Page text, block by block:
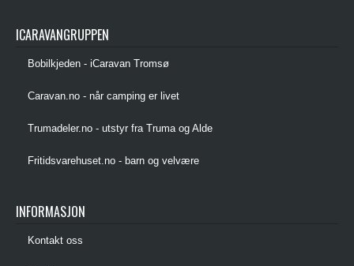
ICARAVANGRUPPEN
Bobilkjeden - iCaravan Tromsø
Caravan.no - når camping er livet
Trumadeler.no - utstyr fra Truma og Alde
Fritidsvarehuset.no - barn og velvære
INFORMASJON
Kontakt oss